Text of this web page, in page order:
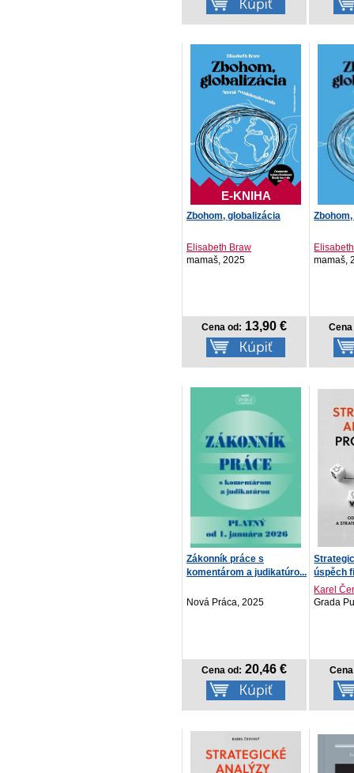
E-KNIHA
Zbohom, globalizácia
Elisabeth Braw
mamaš, 2025
Cena od: 13,90 €
mamaš,
Zákonník práce s
komentárom a judikatúro...
Nová Práca, 2025
Cena od: 20,46 €
úspěch
Karel
Grada